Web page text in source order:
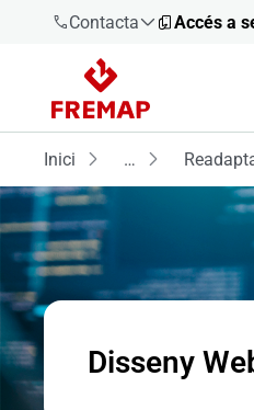
Contacta
900 61 00
61
+34 91
919 61 61
900 61 00
Accés a
Inici …
Disseny